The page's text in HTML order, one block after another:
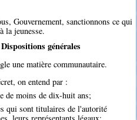
Gouvernement, sanctionnons ce qui
la jeunesse.
générales
une matière communautaire.
on entend par :
de moins de dix-huit ans;
qui sont titulaires de l'autorité